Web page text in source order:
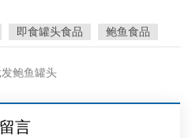
即食罐头食品 鲍鱼食品
鲍鱼罐头
留言